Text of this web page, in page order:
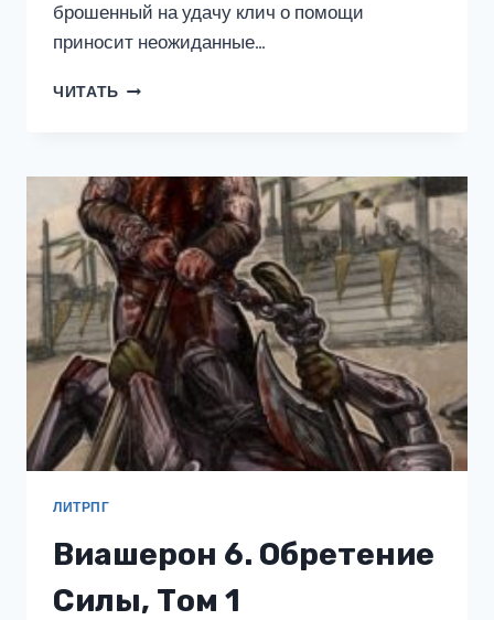
брошенный на удачу клич о помощи
приносит неожиданные…
ЧИТАТЬ ВИАШЕРОН
ТОМ
2
ЛИТРПГ
Виашерон 6. Обретение
Силы, Том 1